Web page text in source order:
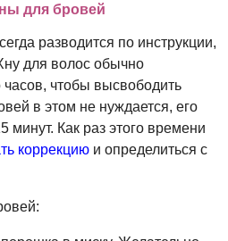
для бровей
разводится по инструкции,
для волос обычно
чтобы высвободить
в этом не нуждается, его
минут. Как раз этого времени
коррекцию и определиться с